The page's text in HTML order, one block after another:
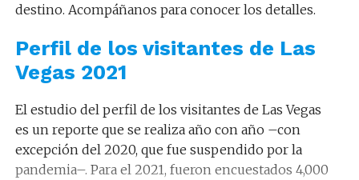
destino. Acompáñanos para conocer los detalles.
Perfil de los visitantes de Las
Vegas 2021
El estudio del perfil de los visitantes de Las Vegas
es un reporte que se realiza año con año –con
excepción del 2020, que fue suspendido por la
pandemia–. Para el 2021, fueron encuestados 4,000